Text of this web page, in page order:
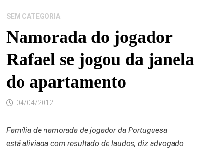
SEM CATEGORIA
Namorada do jogador
Rafael se jogou da janela
do apartamento
04/04/2012
Família de namorada de jogador da Portuguesa
está aliviada com resultado de laudos, diz advogado